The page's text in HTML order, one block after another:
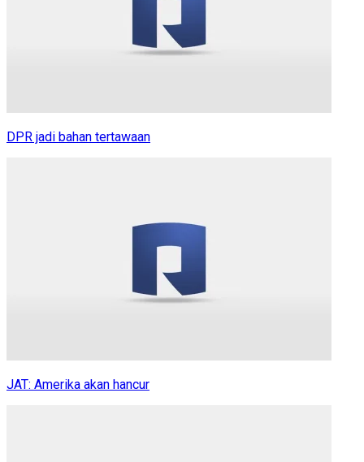
DPR jadi bahan tertawaan
JAT: Amerika akan hancur